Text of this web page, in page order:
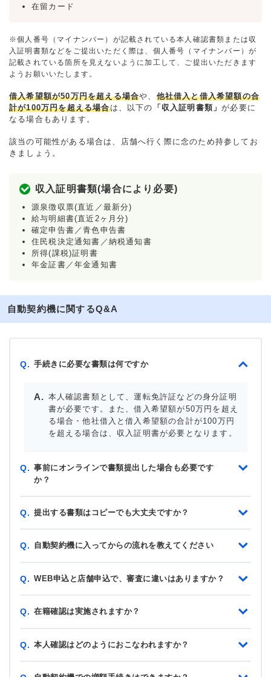
在留カード
※個人番号（マイナンバー）が記載されている本人確認書類または収
入証明書類などをご提出いただく際は、個人番号（マイナンバー）が
記載されている箇所を見えないように加工して、ご提出いただきます
ようお願いいたします。
借入希望額が50万円を超える場合や、 他社借入と借入希望額の合
計が100万円を超える場合は、以下の 「収入証明書類」が必要に
なる場合もあります。
該当の可能性がある場合は、店舗へ行く際に念のため持参してお
きましょう。
収入証明書類(場合により必要)
源泉徴収票(直近／最新分)
給与明細書(直近2ヶ月分)
確定申告書／青色申告書
住民税決定通知書／納税通知書
所得(課税)証明書
年金証書／年金通知書
自動契約機に関するQ&A
Q. 手続きに必要な書類は何ですか
本人確認書類として、運転免許証などの身分証明
書が必要です。また、借入希望額が50万円を超え
る場合・他社借入と借入希望額の合計が100万円
を超える場合は、収入証明書が必要となります。
Q. 事前にオンラインで書類提出した場合も必要です
か？
Q. 提出する書類はコピーでも大丈夫ですか？
Q. 自動契約機に入ってからの流れを教えてください
Q. WEB申込と店舗申込で、審査に違いはありますか？
Q. 在籍確認は実施されますか？
Q. 本人確認はどのようにおこなわれますか？